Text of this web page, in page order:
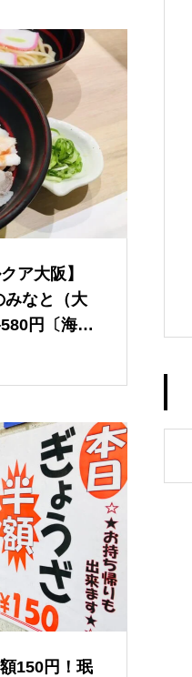
ア大阪】
みなと（大
円〔海鮮
〕時差ラン
チン&マー
田駅】
150円！珉